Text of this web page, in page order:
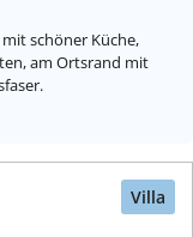
schöner Küche,
am Ortsrand mit
Villa